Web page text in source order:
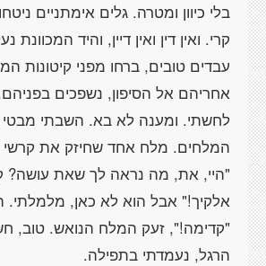
בלי כיוון ומטרה. גלים אימתניים
קרי. ואין דין ואין דיין, והיד
עבדים טובים, ברחו מפני קיטונות
אחריהם אל הסיפון, נשפכים
לחשתי. ומענה לא בא. השבתי
המלחים. מלח אחד שחיזק את קרשי
"היי, את, מה נראה לך שאת עושה?
אלקיך!" אבל הוא לא כאן, מלמלתי.
"קדימה!", זעק המלח הנואש. טוב,
הרגל, נעמדתי בתפילה.